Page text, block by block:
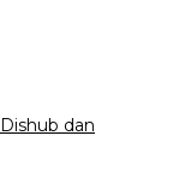
dan